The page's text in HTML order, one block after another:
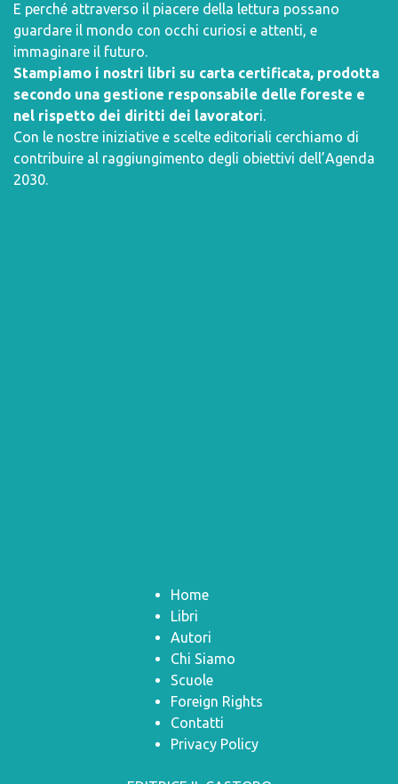
E perché attraverso il piacere della lettura possano
guardare il mondo con occhi curiosi e attenti, e
immaginare il futuro.
Stampiamo i nostri libri su carta certificata, prodotta
secondo una gestione responsabile delle foreste e
nel rispetto dei diritti dei lavoratori.
Con le nostre iniziative e scelte editoriali cerchiamo di
contribuire al raggiungimento degli obiettivi dell’Agenda
2030.
Home
Libri
Autori
Chi Siamo
Scuole
Foreign Rights
Contatti
Privacy Policy